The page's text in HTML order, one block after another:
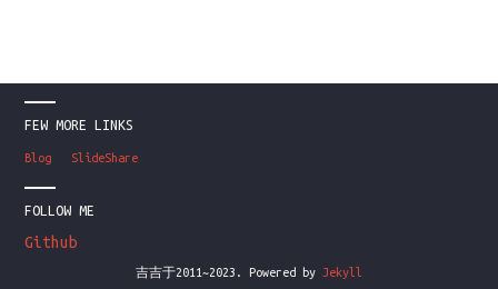
FEW MORE LINKS
Blog SlideShare
FOLLOW ME
Github
吉吉于2011~2023. Powered by Jekyll